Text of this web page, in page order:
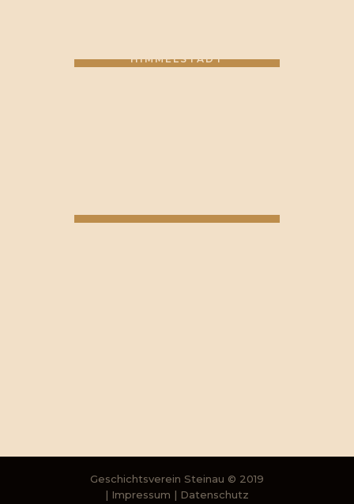
HIMMELSTADT
Geschichtsverein Steinau © 2019
| Impressum | Datenschutz